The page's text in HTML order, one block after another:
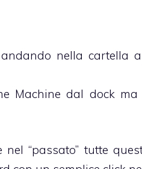
nella cartella
Machine dal dock
“passato” tutte